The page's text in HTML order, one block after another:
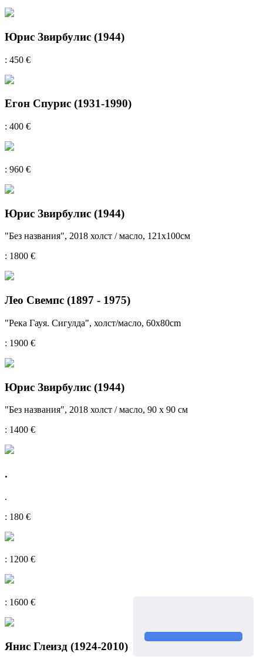
Юрис Звирбулис (1944)
: 450 €
Егон Спурис (1931-1990)
: 400 €
: 960 €
Юрис Звирбулис (1944)
"Без названия", 2018 холст / масло, 121x100см
: 1800 €
Лео Свемпс (1897 - 1975)
"Река Гауя. Сигулда", холст/масло, 60x80cm
: 1900 €
Юрис Звирбулис (1944)
"Без названия", 2018 холст / масло, 90 х 90 см
: 1400 €
.
.
: 180 €
: 1200 €
: 1600 €
Янис Глеизд (1924-2010)